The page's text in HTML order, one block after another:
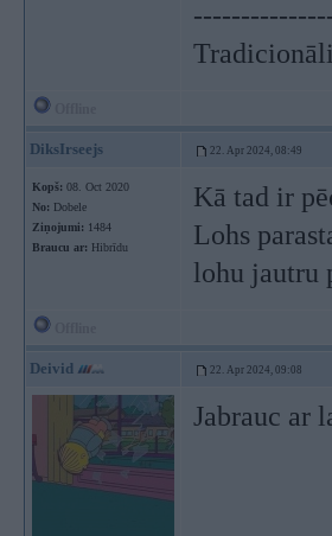
DiksIrseejs 22. Apr 2024, 08:49
Kopš: 08. Oct 2020
No: Dobele
Ziņojumi: 1484
Braucu ar: Hibrīdu
Kā tad ir
Lohs
lohu jautru
Deivid 22. Apr 2024, 09:08
Jabrauc ar